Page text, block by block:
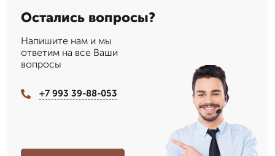
Остались вопросы?
Напишите нам и мы
ответим на все Ваши
вопросы
+7 993 39-88-053